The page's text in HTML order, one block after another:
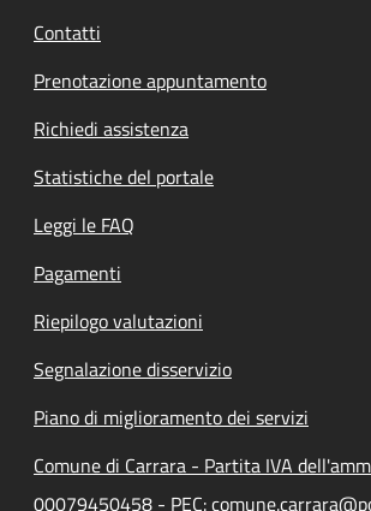
Contatti
Prenotazione appuntamento
Richiedi assistenza
Statistiche del portale
Leggi le FAQ
Pagamenti
Riepilogo valutazioni
Segnalazione disservizio
Piano di miglioramento dei servizi
Comune di Carrara - Partita IVA
00079450458 - PEC: